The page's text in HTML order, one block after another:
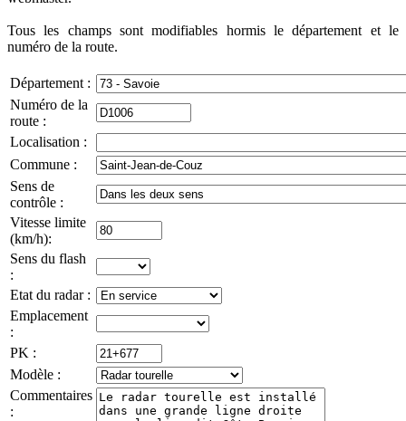
Tous les champs sont modifiables hormis le département et le
numéro de la route.
Département :
Numéro de la
route :
Localisation :
Commune :
Sens de
contrôle :
Vitesse limite
(km/h):
Sens du flash
:
Etat du radar :
Emplacement
:
PK :
Modèle :
Commentaires
: